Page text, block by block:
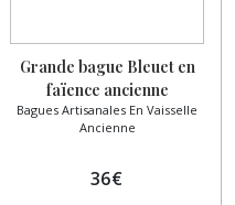
Grande bague Bleuet en
faïence ancienne
L'Amandinoise – Cabochon 22
mm
Bagues Artisanales En Vaisselle
Ancienne
36€